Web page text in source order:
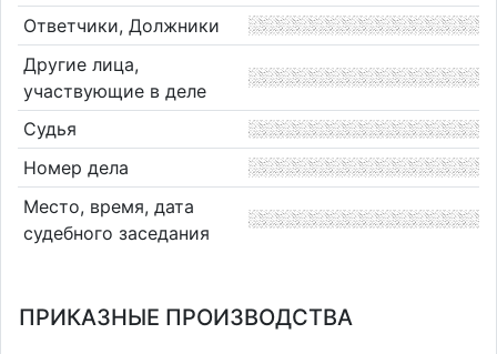
Ответчики, Должники
Другие лица,
участвующие в деле
Судья
Номер дела
Место, время, дата
судебного заседания
ПРИКАЗНЫЕ ПРОИЗВОДСТВА